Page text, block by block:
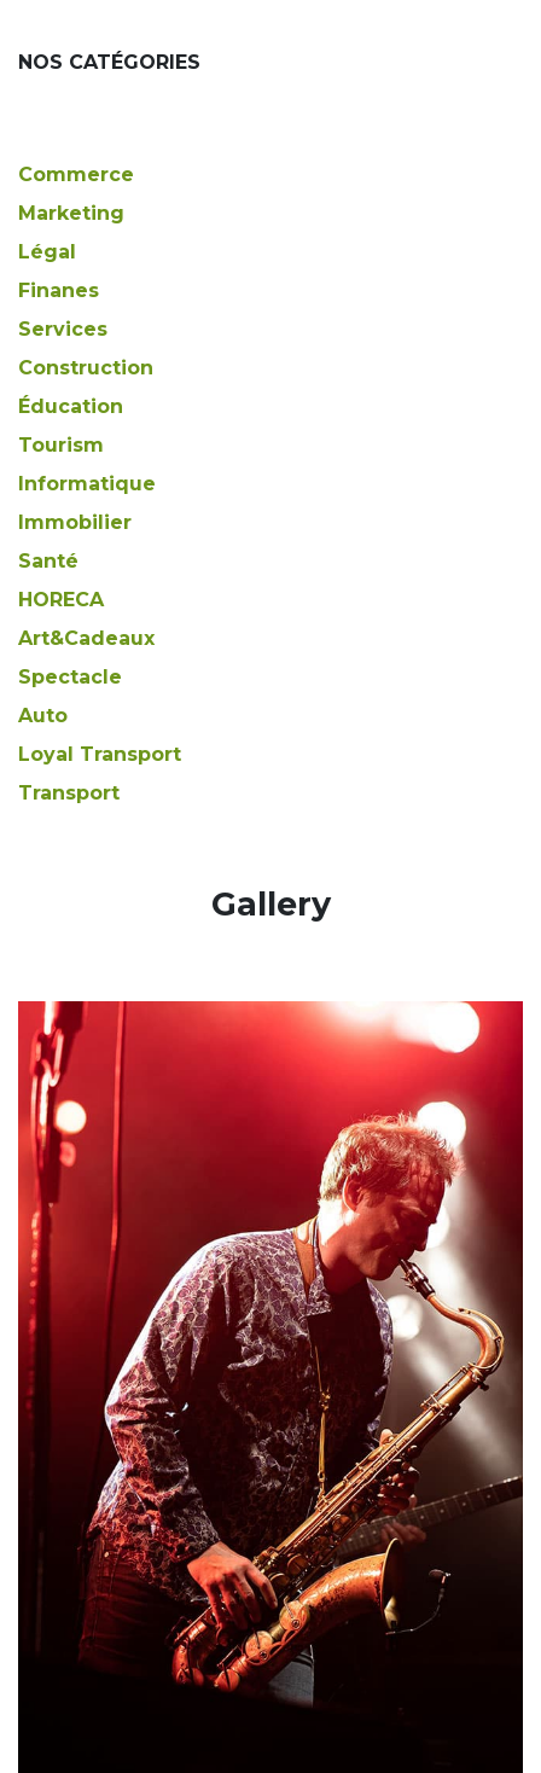
NOS CATÉGORIES
Commerce
Marketing
Légal
Finanes
Services
Construction
Éducation
Tourism
Informatique
Immobilier
Santé
HORECA
Art&Cadeaux
Spectacle
Auto
Loyal Transport
Transport
​Gallery